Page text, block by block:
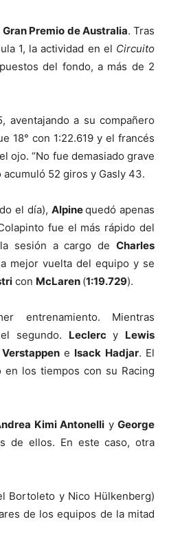
Gran Premio de Australia. Tras
1, la actividad en el Circuito
del fondo, a más de 2
aventajando a su compañero
18° con 1:22.619 y el francés
ojo. “No fue demasiado grave
52 giros y Gasly 43.
el día), Alpinequedó apenas
fue el más rápido del
sesión a cargo deCharles
mejor vuelta del equipo y se
con McLaren (1:19.729).
entrenamiento. Mientras
segundo. Leclercy Lewis
e Isack Hadjar. El
los tiempos con su Racing
Kimi Antonelli yGeorge
de ellos. En este caso, otra
Bortoleto y Nico Hülkenberg)
de los equipos de la mitad